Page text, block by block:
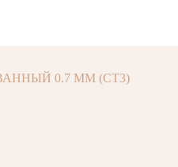
0.7 ММ (СТ3)